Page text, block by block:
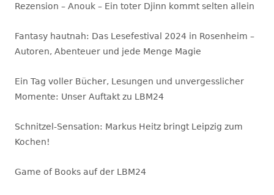
Rezension – Anouk – Ein toter Djinn kommt selten allein
Fantasy hautnah: Das Lesefestival 2024 in Rosenheim –
Autoren, Abenteuer und jede Menge Magie
Ein Tag voller Bücher, Lesungen und unvergesslicher
Momente: Unser Auftakt zu LBM24
Schnitzel-Sensation: Markus Heitz bringt Leipzig zum
Kochen!
Game of Books auf der LBM24